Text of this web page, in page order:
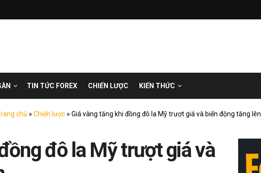
TIN TỨC FOREX CHIẾN LƯỢC KIẾN THỨC
chủ » Chiến lược » Giá vàng tăng khi đồng đô la Mỹ trượt giá và biến động tăng lên
đô la Mỹ trượt giá và